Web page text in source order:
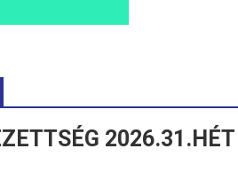
2026.31.HÉT